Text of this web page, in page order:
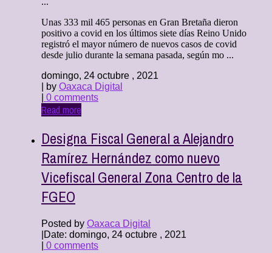
Unas 333 mil 465 personas en Gran Bretaña dieron
positivo a covid en los últimos siete días Reino Unido
registró el mayor número de nuevos casos de covid
desde julio durante la semana pasada, según mo ...
domingo, 24 octubre , 2021
| by Oaxaca Digital
0 comments
Read more
Designa Fiscal General a Alejandro
Ramírez Hernández como nuevo
Vicefiscal General Zona Centro de la
FGEO
Posted by Oaxaca Digital
Date: domingo, 24 octubre , 2021
0 comments